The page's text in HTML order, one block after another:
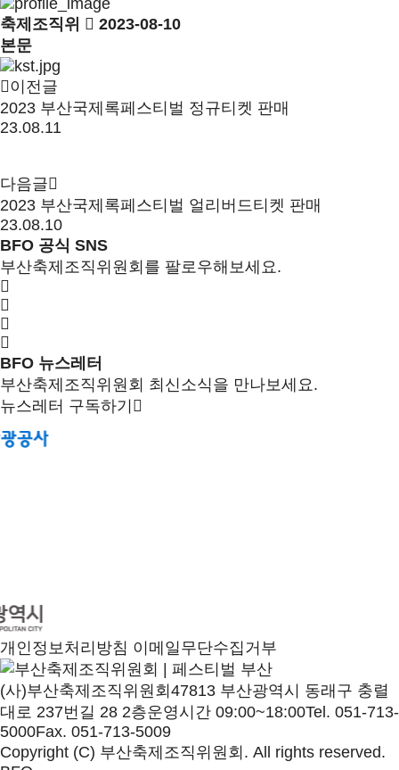
축제조직위
2023-08-10
본문
이전글
2023 부산국제록페스티벌 정규티켓 판매
23.08.11
다음글
2023 부산국제록페스티벌 얼리버드티켓 판매
23.08.10
BFO 공식 SNS
부산축제조직위원회를 팔로우해보세요.
BFO 뉴스레터
부산축제조직위원회 최신소식을 만나보세요.
뉴스레터 구독하기
개인정보처리방침 이메일무단수집거부
(사)부산축제조직위원회47813 부산광역시 동래구 충렬
대로 237번길 28 2층운영시간 09:00~18:00Tel. 051-713-
5000Fax. 051-713-5009
Copyright (C) 부산축제조직위원회. All rights reserved.